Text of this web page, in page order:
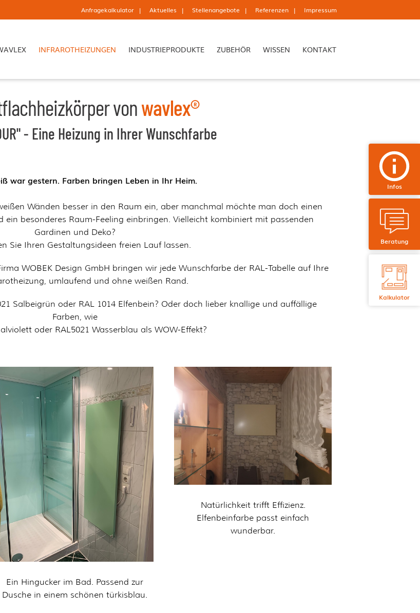
Anfragekalkulator Aktuelles Stellenangebote Referenzen Impressum
INFRAROTHEIZUNGEN INDUSTRIEPRODUKTE ZUBEHÖR WISSEN KONTAKT
Infos
Beratung
Kalkulator
vonwavlex®
- Eine Heizung in Ihrer Wunschfarbe
war gestern. Farben bringen Leben in Ihr Heim.
Wänden besser in den Raum ein, aber manchmal möchte man doch einen
ein besonderes Raum-Feeling einbringen. Vielleicht kombiniert mit passenden
Gardinen und Deko?
Sie Ihren Gestaltungsideen freien Lauf lassen.
WOBEK Design GmbH bringen wir jede Wunschfarbe der RAL-Tabelle auf Ihre
umlaufend und ohne weißen Rand.
Salbeigrün oder RAL 1014 Elfenbein? Oder doch lieber knallige und auffällige
Farben, wie
oder RAL5021 Wasserblau als WOW-Effekt?
Ein Hingucker im Bad. Passend zur
Dusche in einem schönen türkisblau.
Natürlichkeit trifft Effizienz.
Elfenbeinfarbe passt einfach
wunderbar.